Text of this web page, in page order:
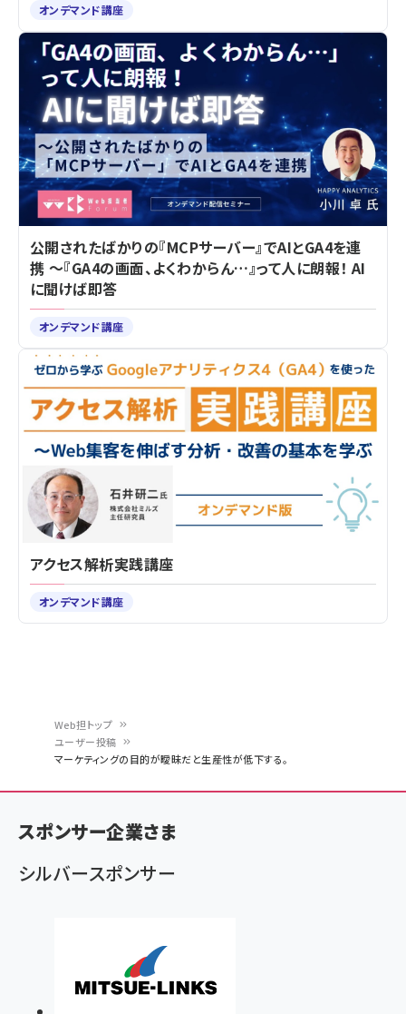
ン
く
ず
Web担トップ
ユーザー投稿
マーケティングの目的が曖昧だと生産性が低下する。
オンデマンド講座
公開されたばかりの『MCPサーバー』でAIとGA4を連
携 ～『GA4の画面、よくわからん…』って人に朗報！ AI
に聞けば即答
オンデマンド講座
アクセス解析実践講座
オンデマンド講座
スポンサー企業さま
シルバースポンサー